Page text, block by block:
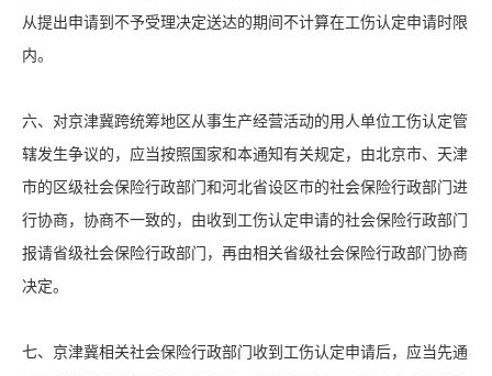
从提出申请到不予受理决定送达的期间不计算在工伤认定申请时限
内。
六、对京津冀跨统筹地区从事生产经营活动的用人单位工伤认定管
辖发生争议的，应当按照国家和本通知有关规定，由北京市、天津
市的区级社会保险行政部门和河北省设区市的社会保险行政部门进
行协商，协商不一致的，由收到工伤认定申请的社会保险行政部门
报请省级社会保险行政部门，再由相关省级社会保险行政部门协商
决定。
七、京津冀相关社会保险行政部门收到工伤认定申请后，应当先通